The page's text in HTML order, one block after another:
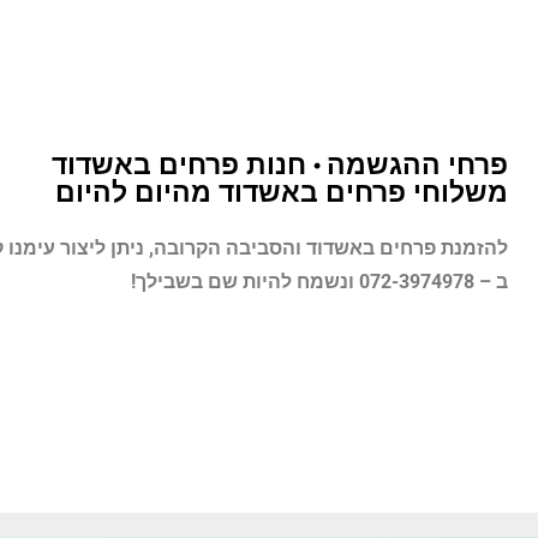
פרחי ההגשמה • חנות פרחים באשדוד
משלוחי פרחים באשדוד מהיום להיום
להזמנת פרחים באשדוד והסביבה הקרובה, ניתן ליצור
ב – 072-3974978 ונשמח להיות שם בשבילך!